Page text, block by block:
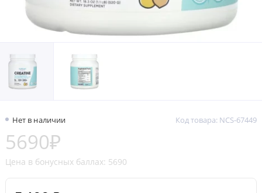
Нет в наличии Код товара: NCS-67449
5690₽
Цена в бонусных баллах: 5690